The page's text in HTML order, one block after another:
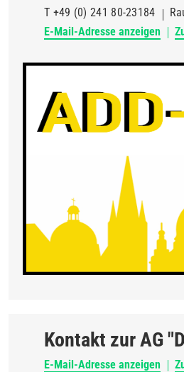
T +49 (0) 241 80-23184
E-Mail-Adresse anzeigen
Kontakt zur AG
E-Mail-Adresse anzeigen